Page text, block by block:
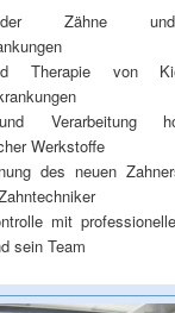
Zähne und
Therapie von
Verarbeitung
Werkstoffe
des neuen
mit
sein Team